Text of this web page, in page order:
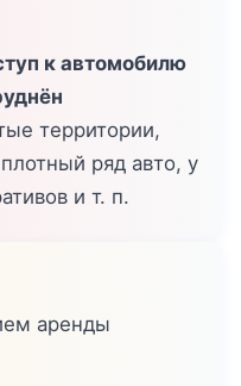
к автомобилю
территории,
ряд авто, у
и т. п.
аренды